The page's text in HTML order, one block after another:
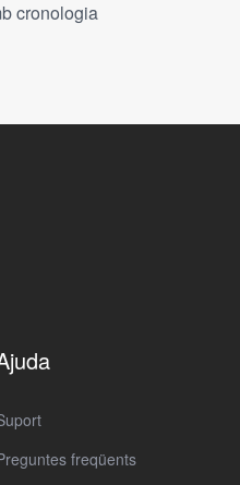
cronologia
freqüents